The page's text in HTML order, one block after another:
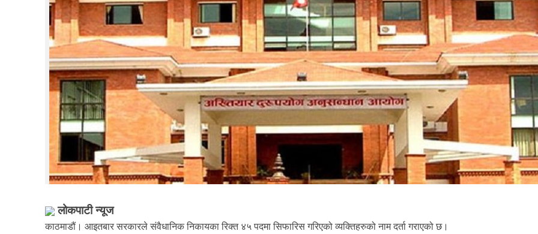
लोकपाटी न्यूज
काठमाडौं। आइतबार सरकारले संवैधानिक निकायका रिक्त ४५ पदमा सिफारिस गरिएको व्यक्तिहरुको नाम दर्ता गराएको छ।